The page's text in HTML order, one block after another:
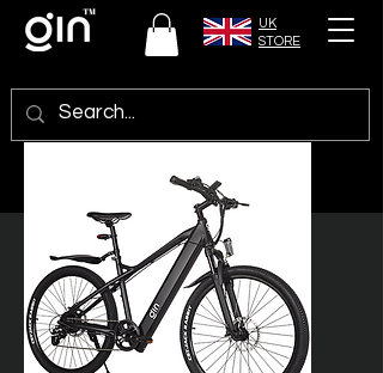
UK
STORE